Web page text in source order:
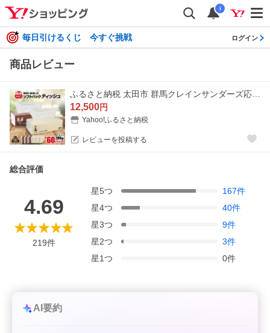
i
毎日引けるくじ 今すぐ挑戦 ログイン
商品レビュー
12,500円
Yahoo!ふるさと納税
レビューを投稿する
総合評価
4.69
219件
星5つ 167件
星4つ 40件
星3つ 9件
星2つ 3件
星1つ 0件
AI要約